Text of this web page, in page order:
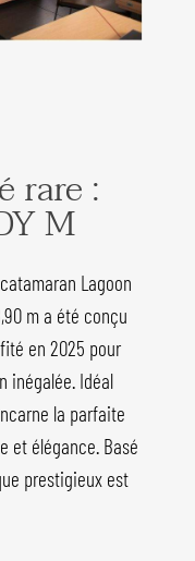
rare :
M
Lagoon
m a été conçu
en 2025 pour
inégalée. Idéal
la parfaite
et élégance. Basé
prestigieux est